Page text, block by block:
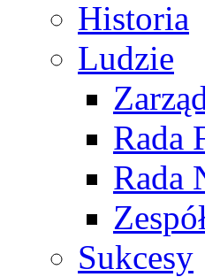
Historia
Ludzie
Rada
Rada
Sukcesy